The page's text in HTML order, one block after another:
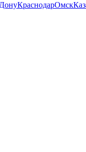
КраснодарОмск